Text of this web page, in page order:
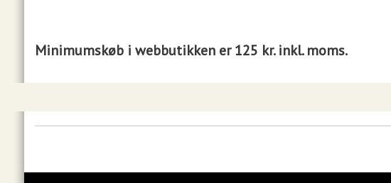
Minimumskøb i webbutikken er 125 kr. inkl. moms.